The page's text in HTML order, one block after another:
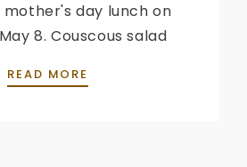
mother's day lunch on
8. Couscous salad
READ MORE